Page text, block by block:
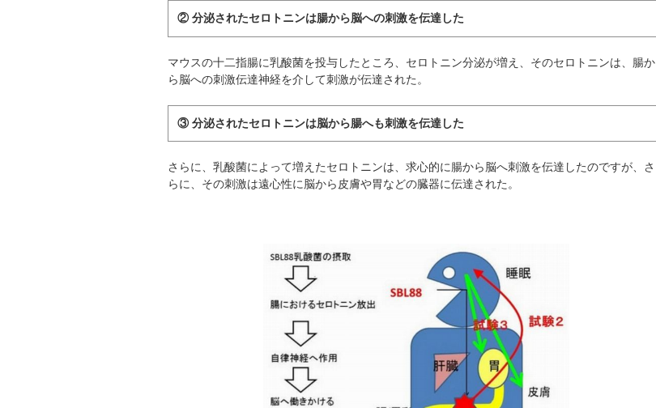
② 分泌されたセロトニンは腸から脳への刺激を伝達した
マウスの十二指腸に乳酸菌を投与したところ、セロトニン分泌が増え、そのセロトニンは、腸か
ら脳への刺激伝達神経を介して刺激が伝達された。
③ 分泌されたセロトニンは脳から腸へも刺激を伝達した
さらに、乳酸菌によって増えたセロトニンは、求心的に腸から脳へ刺激を伝達したのですが、さ
らに、その刺激は遠心性に脳から皮膚や胃などの臓器に伝達された。